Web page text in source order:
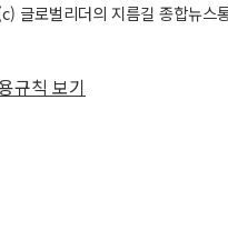
글로벌리더의 지름길 종합뉴
규칙 보기